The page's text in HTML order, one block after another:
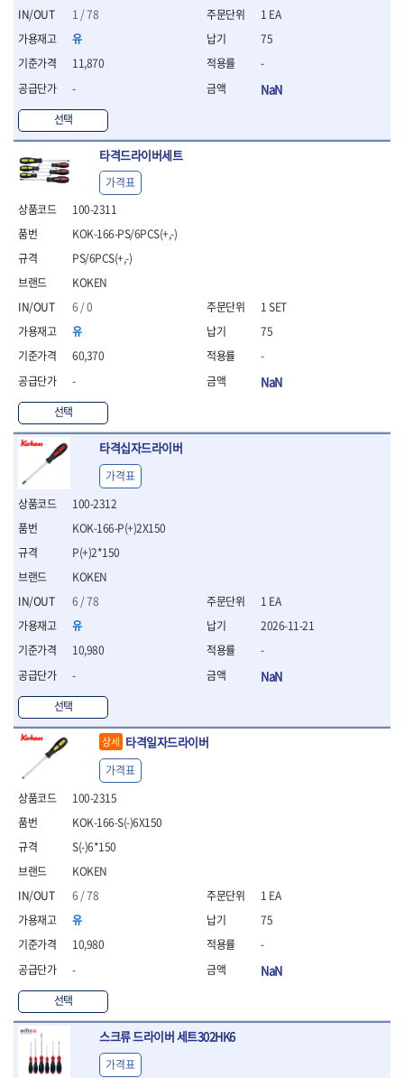
- 볼트세터
- 너트드라이버
- 자화기
- 라쳇렌치
- 임팩엑스트라롱소켓
- 파워렌치
- 드릴척아답타
- 조인트플러그소켓
- 옵셋렌치
- 파워렌치
- 소켓홀더
- 토크아답타
- 비트소켓세트
- 포지비트
- 일자비트
- 임팩별비트
- 임팩일자비트
- 임팩포지비트
- 임팩십자비트
- 십자비트
- 임팩별비트소켓
- 임팩XZN비트소켓
- 십자비트소켓
- 일자비트소켓
- XZN비트
- 임팩XZN비트
- 라쳇핸들세트
- 사각비트
- 포지비트소켓
- 임팩포지비트소켓
플라이어,몽키,스패너
- 플라이어
- 니퍼
- 롱노우즈
- 스냅링플라이어
- 그룹조인트플라이어
- 케이블커터
- 니퍼 외
- 바이스플라이어
- 공구함세트
- 콤비네이션렌치
- 양구스패너
- 라쳇콤비네이션렌치
- 라쳇옵셋렌치
- 콤비네이션렌치세트
- 플레어너트렌치
- 양구스패너세트
- 옵셋렌치세트
- 라쳇콤비네이션렌치세
트
1 / 78
유
11,870
-
선택
1 EA
75
-
NaN
타격드라이버세트
100-2311
KOKEN
6 / 0
유
60,370
-
선택
KOK-166-PS/6PCS(+,-)
PS/6PCS(+,-)
가격표
1 SET
75
-
NaN
타격십자드라이버
100-2312
KOKEN
6 / 78
유
10,980
-
선택
KOK-166-P(+)2X150
P(+)2*150
가격표
1 EA
2026-11-21
-
NaN
상세 타격일자드라이버
100-2315
KOKEN
6 / 78
유
10,980
-
선택
KOK-166-S(-)6X150
S(-)6*150
가격표
1 EA
75
-
NaN
스크류 드라이버 세트302HK6
가격표